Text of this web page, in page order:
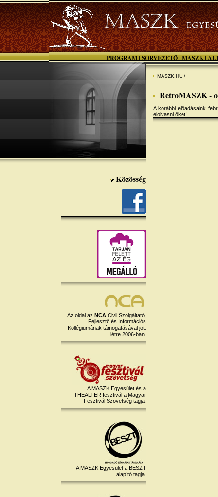
PROGRAM | SORVEZETŐ | MASZK |
Közösség
Az oldal az NCA Civil Szolgáltató,
Fejlesztő és Információs
Kollégiumának támogatásával jött
létre 2006-ban.
A MASZK Egyesület és a
THEALTER fesztivál a Magyar
Fesztivál Szövetség tagja.
A MASZK Egyesület a BESZT
alapító tagja.
MASZK.HU /
RetroMASZK -
A korábbi előadásaink
elolvasni őket!